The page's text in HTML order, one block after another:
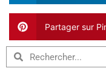
Partager sur